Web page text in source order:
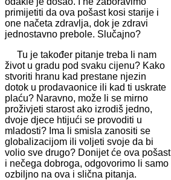
primijetiti da ova pošast kosi starije i
one načeta zdravlja, dok je zdravi
jednostavno prebole. Slučajno?
Tu je također pitanje treba li nam
život u gradu pod svaku cijenu? Kako
stvoriti hranu kad prestane njezin
dotok u prodavaonice ili kad ti uskrate
plaću? Naravno, može li se mirno
proživjeti starost ako izrodiš jedno,
dvoje djece htijući se provoditi u
mladosti? Ima li smisla zanositi se
globalizacijom ili voljeti svoje da bi
volio sve drugo? Donijet će ova pošast
i nečega dobroga, odgovorimo li samo
ozbiljno na ova i slična pitanja.